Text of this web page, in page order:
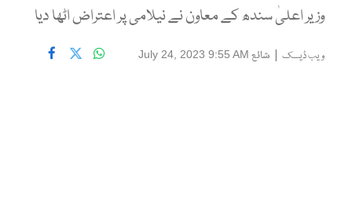
وزیر اعلیٰ سندھ کے معاون نے نیلامی پر اعتراض اٹھا دیا
ویب ڈیسک | شائع July 24, 2023 9:55 AM